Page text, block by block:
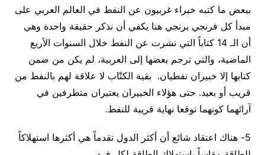
ببعض ما كتبه خبراء غربيون عن النفط في العالم العربي على
مبدأ كل فرنجي برنجي هنا يكفي أن نذكر حقيقة واحدة وهي
أن الـ 14 كتاباً التي نشرت عن النفط خلال السنوات الأربع
الماضية، والتي ترجم بعضها إلى العربية، لم يكن من ضمن
كتابها إلا خبيران نفطيان. بقية الكتّاب لا علاقة لهم بالنفط من
قريب أو بعيد. حتى هؤلاء الخبيران يعتبران متطرفين في
آرائهما كونهما توقعا نهاية قريبة للنفط.
5- هناك اعتقاد شائع أن أكثر الدول تقدماً هي أكثرها استهلاكاً